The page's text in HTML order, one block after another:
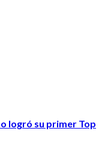
logró su primer Top